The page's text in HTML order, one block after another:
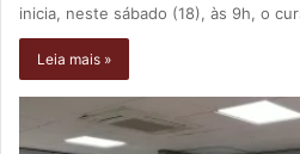
inicia, neste sábado (18), às 9h, o
Leia mais »